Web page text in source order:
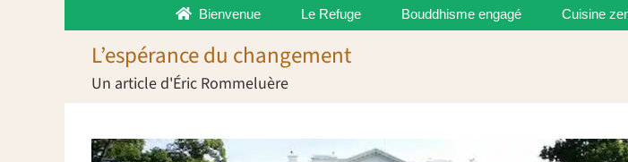
Bienvenue Le Refuge Bouddhisme engagé Cuisine
L’espérance du changement
Un article d'Éric Rommeluère
Voir